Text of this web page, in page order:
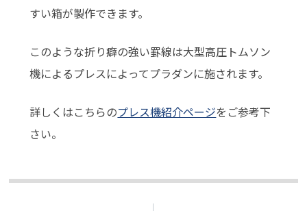
すい箱が製作できます。
このような折り癖の強い罫線は大型高圧トムソン
機によるプレスによってプラダンに施されます。
詳しくはこちらのプレス機紹介ページをご参考下
さい。